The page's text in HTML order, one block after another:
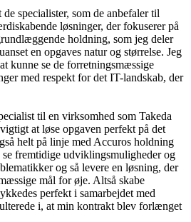
specialister, som de anbefaler til
løsninger, der fokuserer på
holdning, som jeg deler
en opgaves natur og størrelse. Jeg
kunne se de forretningsmæssige
med respekt for det IT-landskab, der
til en virksomhed som Takeda
at løse opgaven perfekt på det
helt på linje med Accuros holdning
fremtidige udviklingsmuligheder og
og så levere en løsning, der
mål for øje. Altså skabe
perfekt i samarbejdet med
i, at min kontrakt blev forlænget